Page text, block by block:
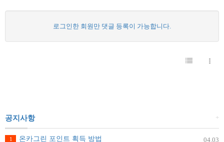
로그인한 회원만 댓글 등록이 가능합니다.
+
공지사항
04.03
1
온카그린 포인트 획득 방법